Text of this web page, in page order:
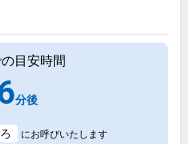
目安時間
分後
にお呼びいたします